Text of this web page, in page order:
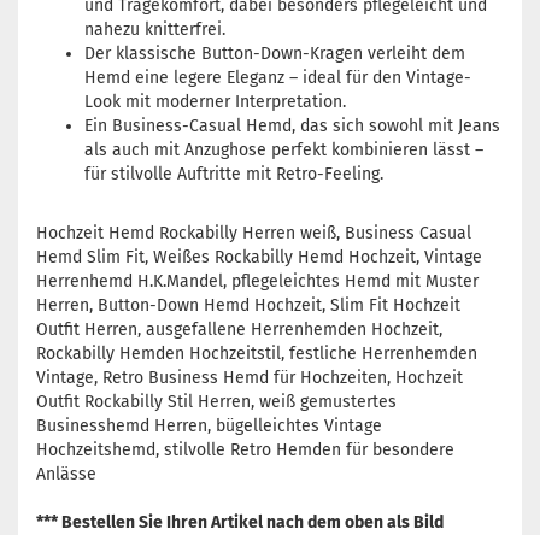
und Tragekomfort, dabei besonders pflegeleicht und
nahezu knitterfrei.
Der klassische Button-Down-Kragen verleiht dem
Hemd eine legere Eleganz – ideal für den Vintage-
Look mit moderner Interpretation.
Ein Business-Casual Hemd, das sich sowohl mit Jeans
als auch mit Anzughose perfekt kombinieren lässt –
für stilvolle Auftritte mit Retro-Feeling.
Hochzeit Hemd Rockabilly Herren weiß, Business Casual
Hemd Slim Fit, Weißes Rockabilly Hemd Hochzeit, Vintage
Herrenhemd H.K.Mandel, pflegeleichtes Hemd mit Muster
Herren, Button-Down Hemd Hochzeit, Slim Fit Hochzeit
Outfit Herren, ausgefallene Herrenhemden Hochzeit,
Rockabilly Hemden Hochzeitstil, festliche Herrenhemden
Vintage, Retro Business Hemd für Hochzeiten, Hochzeit
Outfit Rockabilly Stil Herren, weiß gemustertes
Businesshemd Herren, bügelleichtes Vintage
Hochzeitshemd, stilvolle Retro Hemden für besondere
Anlässe
*** Bestellen Sie Ihren Artikel nach dem oben als Bild